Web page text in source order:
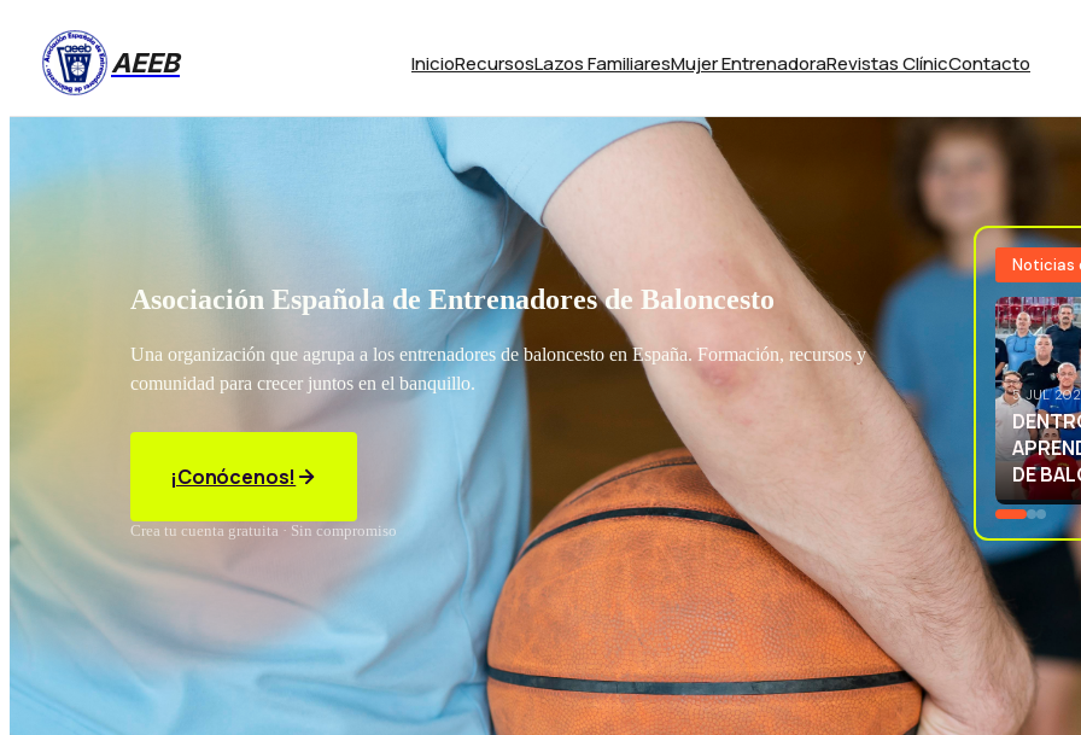
AEEB InicioRecursosLazos FamiliaresMujer EntrenadoraRevistas ClínicContacto
Asociación Española de Entrenadores de Baloncesto
Una organización que agrupa a los entrenadores de baloncesto en España. Formación, recursos y
comunidad para crecer juntos en el banquillo.
¡Conócenos!
Crea tu cuenta gratuita · Sin compromiso
Noticias
3 JUL
LA